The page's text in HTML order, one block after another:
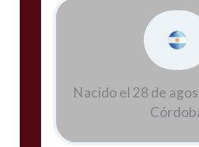
Nacido el 28 de